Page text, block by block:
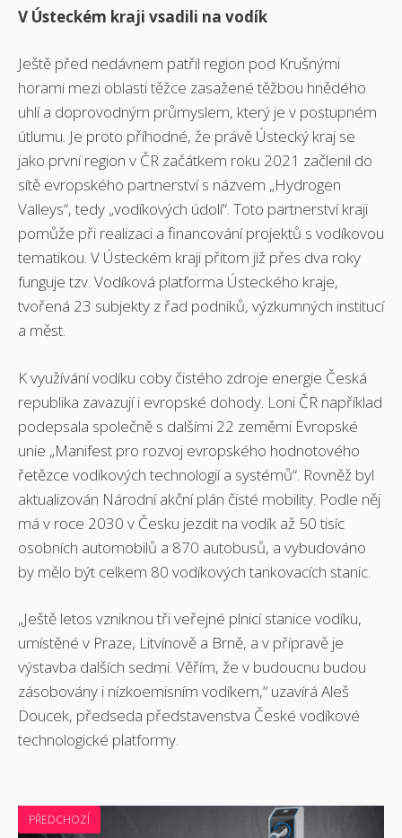
V Ústeckém kraji vsadili na vodík
Ještě před nedávnem patřil region pod Krušnými
horami mezi oblasti těžce zasažené těžbou hnědého
uhlí a doprovodným průmyslem, který je v postupném
útlumu. Je proto příhodné, že právě Ústecký kraj se
jako první region v ČR začátkem roku 2021 začlenil do
sítě evropského partnerství s názvem „Hydrogen
Valleys“, tedy „vodíkových údolí“. Toto partnerství kraji
pomůže při realizaci a financování projektů s vodíkovou
tematikou. V Ústeckém kraji přitom již přes dva roky
funguje tzv. Vodíková platforma Ústeckého kraje,
tvořená 23 subjekty z řad podniků, výzkumných institucí
a měst.
K využívání vodíku coby čistého zdroje energie Česká
republika zavazují i evropské dohody. Loni ČR například
podepsala společně s dalšími 22 zeměmi Evropské
unie „Manifest pro rozvoj evropského hodnotového
řetězce vodíkových technologií a systémů“. Rovněž byl
aktualizován Národní akční plán čisté mobility. Podle něj
má v roce 2030 v Česku jezdit na vodík až 50 tisíc
osobních automobilů a 870 autobusů, a vybudováno
by mělo být celkem 80 vodíkových tankovacích stanic.
„Ještě letos vzniknou tři veřejné plnicí stanice vodíku,
umístěné v Praze, Litvínově a Brně, a v přípravě je
výstavba dalších sedmi. Věřím, že v budoucnu budou
zásobovány i nízkoemisním vodíkem,“ uzavírá Aleš
Doucek, předseda představenstva České vodíkové
technologické platformy.
PŘEDCHOZÍ